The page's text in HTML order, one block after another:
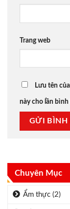
Chuyên Mục
Ẩm thực (2)
Trang web
Lưu tên
này cho lần